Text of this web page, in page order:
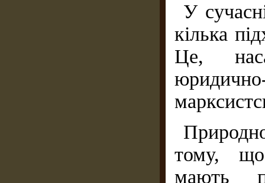
У
кілька
Це,
тому, що
мають